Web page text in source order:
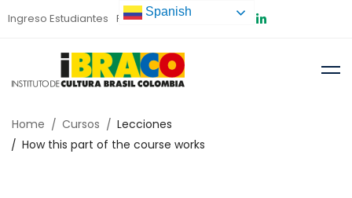
Ingreso Estudiantes Preinscripción
Home Cursos
Lecciones
How this part of the course works
Spanish